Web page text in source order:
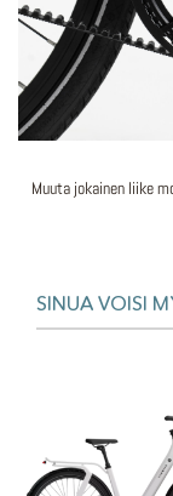
Muuta jokainen liike
SINUA VOISI